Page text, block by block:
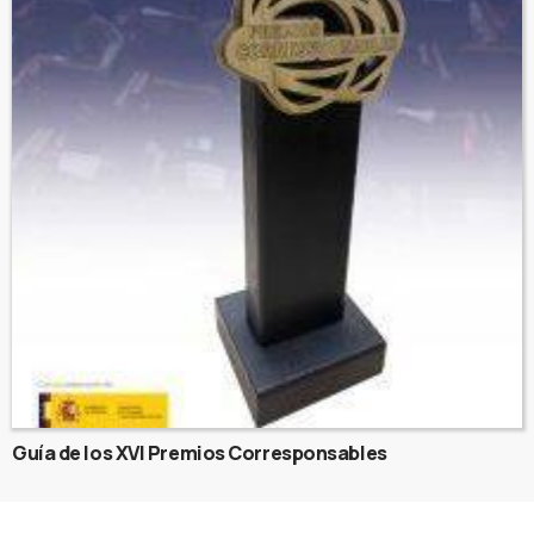
Guía de los XVI Premios Corresponsables